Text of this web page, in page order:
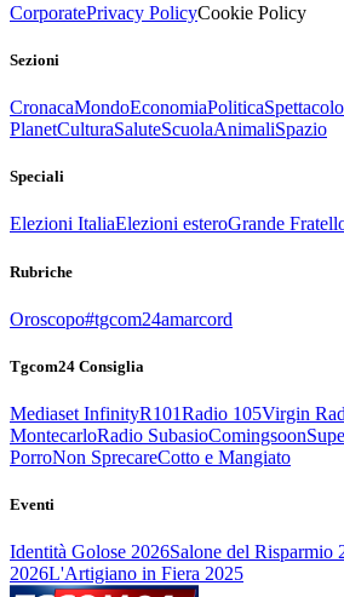
CorporatePrivacy PolicyCookie Policy
Sezioni
CronacaMondoEconomiaPoliticaSpettacolo
PlanetCulturaSaluteScuolaAnimaliSpazio
Speciali
Elezioni ItaliaElezioni esteroGrande
Rubriche
Oroscopo#tgcom24amarcord
Tgcom24 Consiglia
Mediaset InfinityR101Radio 105Virgin
MontecarloRadio SubasioComingsoon
PorroNon SprecareCotto e Mangiato
Eventi
Identità Golose 2026Salone del Risparmio
2026L'Artigiano in Fiera 2025